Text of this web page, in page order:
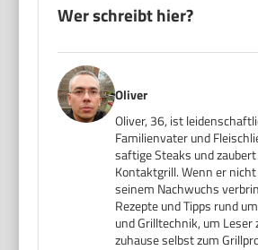
Wer schreibt hier?
Oliver
Oliver, 36, ist
Familienvater und
saftige Steaks und
Kontaktgrill. Wenn er
seinem Nachwuchs
Rezepte und Tipps rund
und Grilltechnik, um Leser
zuhause selbst zum